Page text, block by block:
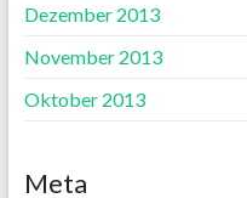
Dezember 2013
November 2013
Oktober 2013
Meta